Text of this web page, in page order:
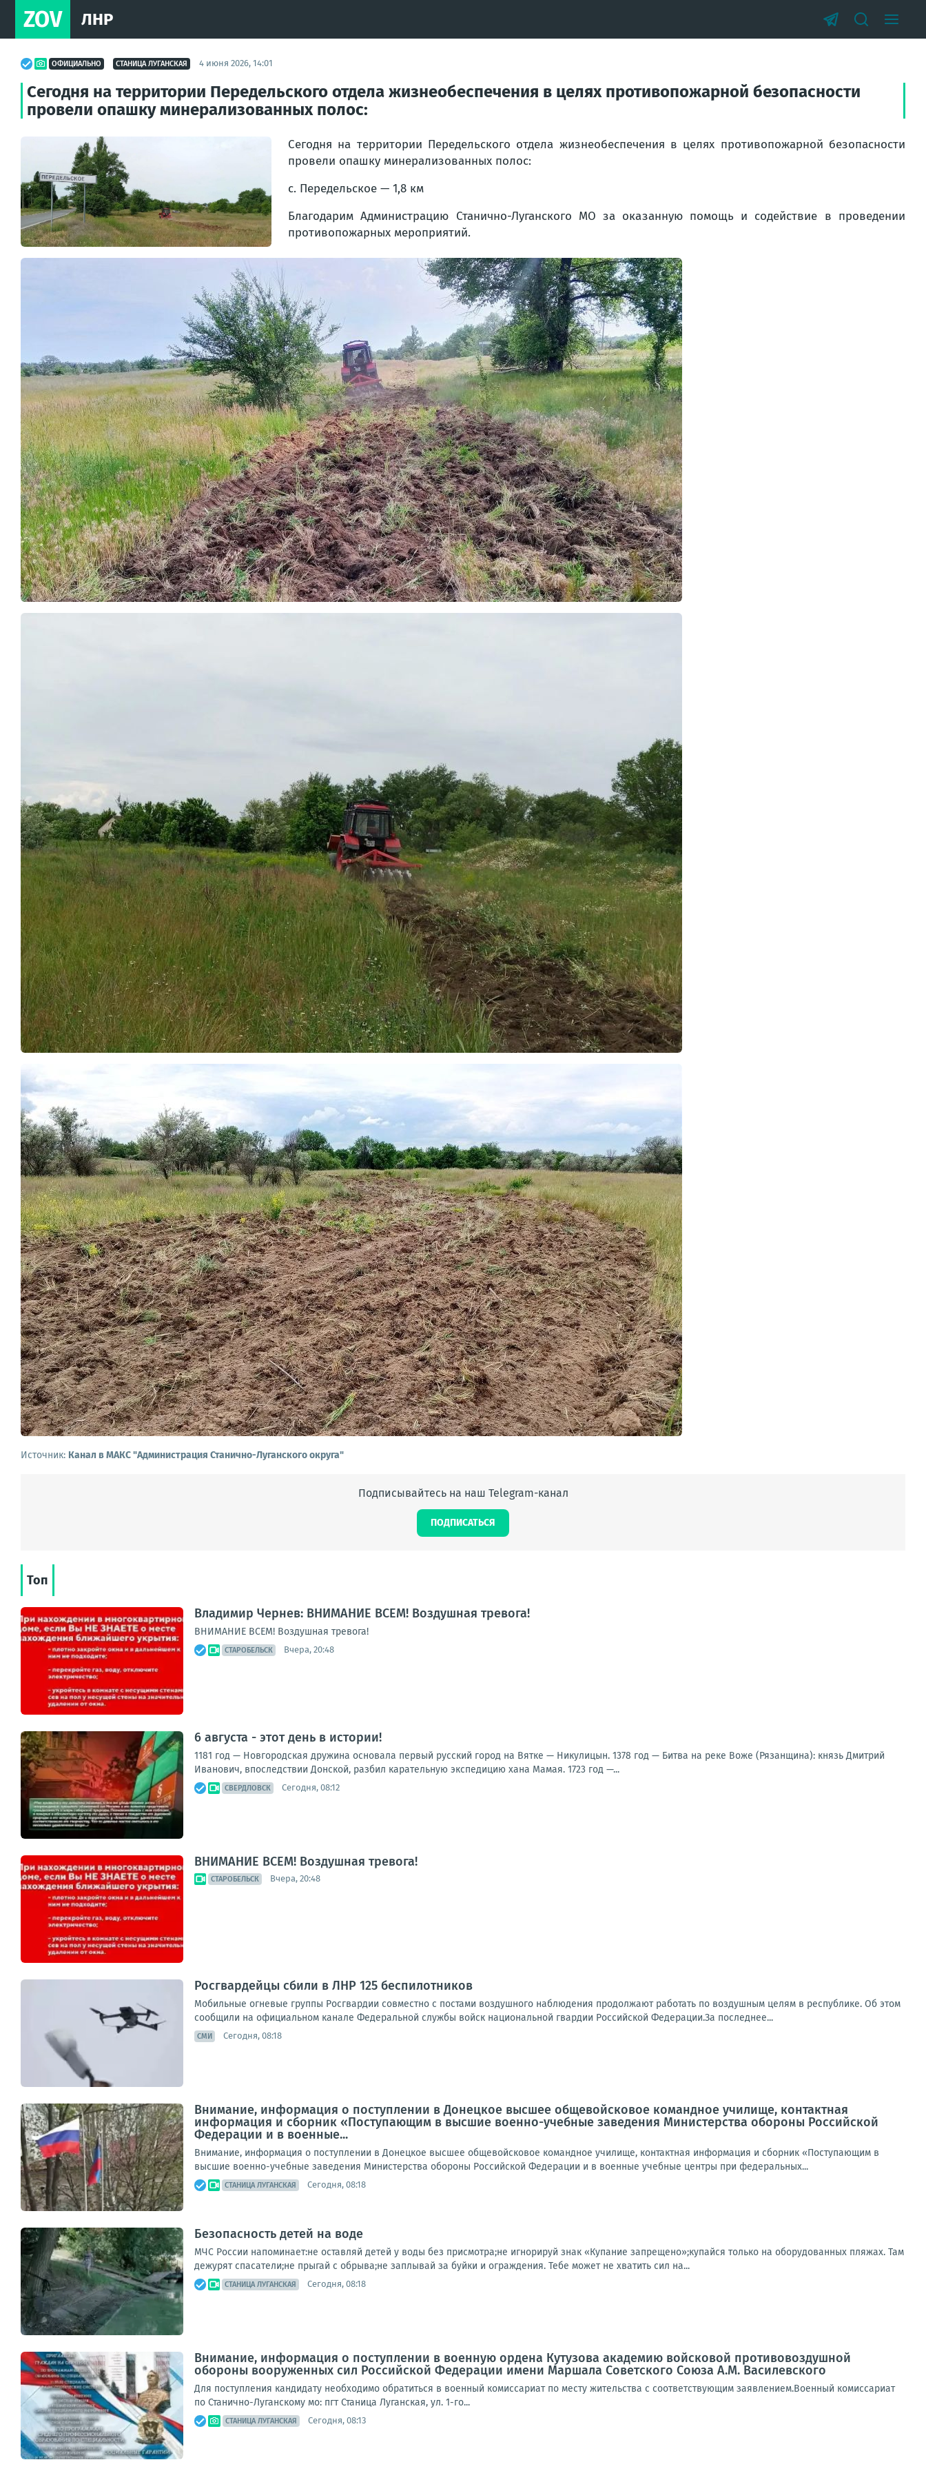
ZOV ЛНР
ОФИЦИАЛЬНО СТАНИЦА ЛУГАНСКАЯ 4 июня 2026, 14:01
Сегодня на территории Передельского отдела жизнеобеспечения в целях противопожарной безопасности
провели опашку минерализованных полос:
Сегодня на территории Передельского отдела жизнеобеспечения в целях противопожарной безопасности
провели опашку минерализованных полос:
с. Передельское — 1,8 км
Благодарим Администрацию Станично-Луганского МО за оказанную помощь и содействие в проведении
противопожарных мероприятий.
Источник: Канал в МАКС "Администрация Станично-Луганского округа"
Подписывайтесь на наш Telegram-канал
ПОДПИСАТЬСЯ
Топ
Владимир Чернев: ВНИМАНИЕ ВСЕМ! Воздушная тревога!
ВНИМАНИЕ ВСЕМ! Воздушная тревога!
СТАРОБЕЛЬСК Вчера, 20:48
6 августа - этот день в истории!
1181 год — Новгородская дружина основала первый русский город на Вятке — Никулицын. 1378 год — Битва на реке Воже (Рязанщина): князь Дмитрий
Иванович, впоследствии Донской, разбил карательную экспедицию хана Мамая. 1723 год —...
СВЕРДЛОВСК Сегодня, 08:12
ВНИМАНИЕ ВСЕМ! Воздушная тревога!
СТАРОБЕЛЬСК Вчера, 20:48
Росгвардейцы сбили в ЛНР 125 беспилотников
Мобильные огневые группы Росгвардии совместно с постами воздушного наблюдения продолжают работать по воздушным целям в республике. Об этом
сообщили на официальном канале Федеральной службы войск национальной гвардии Российской Федерации.За последнее...
СМИ Сегодня, 08:18
Внимание, информация о поступлении в Донецкое высшее общевойсковое командное училище, контактная
информация и сборник «Поступающим в высшие военно-учебные заведения Министерства обороны Российской
Федерации и в военные...
Внимание, информация о поступлении в Донецкое высшее общевойсковое командное училище, контактная информация и сборник «Поступающим в
высшие военно-учебные заведения Министерства обороны Российской Федерации и в военные учебные центры при федеральных...
СТАНИЦА ЛУГАНСКАЯ Сегодня, 08:18
Безопасность детей на воде
МЧС России напоминает:не оставляй детей у воды без присмотра;не игнорируй знак «Купание запрещено»;купайся только на оборудованных пляжах. Там
дежурят спасатели;не прыгай с обрыва;не заплывай за буйки и ограждения. Тебе может не хватить сил на...
СТАНИЦА ЛУГАНСКАЯ Сегодня, 08:18
Внимание, информация о поступлении в военную ордена Кутузова академию войсковой противовоздушной
обороны вооруженных сил Российской Федерации имени Маршала Советского Союза А.М. Василевского
Для поступления кандидату необходимо обратиться в военный комиссариат по месту жительства с соответствующим заявлением.Военный комиссариат
по Станично-Луганскому мо: пгт Станица Луганская, ул. 1-го...
СТАНИЦА ЛУГАНСКАЯ Сегодня, 08:13